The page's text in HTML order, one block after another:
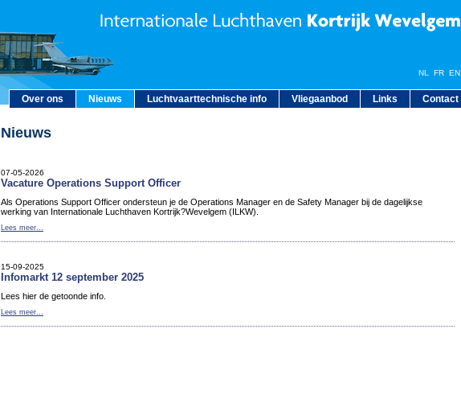
Over ons Nieuws Luchtvaarttechnische info Vliegaanbod Links Contact
NL FR EN
Nieuws
07-05-2026
Vacature Operations Support Officer
Als Operations Support Officer ondersteun je de Operations Manager en de Safety Manager bij de dagelijkse
werking van Internationale Luchthaven Kortrijk?Wevelgem (ILKW).
Lees meer...
15-09-2025
Infomarkt 12 september 2025
Lees hier de getoonde info.
Lees meer...